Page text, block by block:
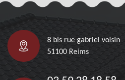
8 bis rue gabriel voisin
51100 Reims